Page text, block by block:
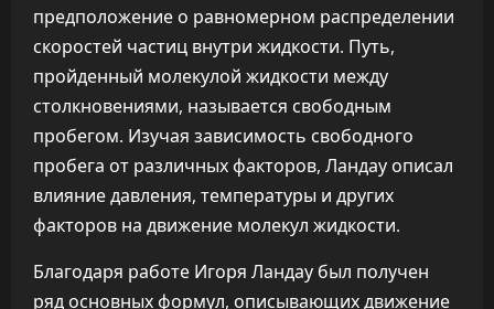
предположение о равномерном распределении
скоростей частиц внутри жидкости. Путь,
пройденный молекулой жидкости между
столкновениями, называется свободным
пробегом. Изучая зависимость свободного
пробега от различных факторов, Ландау описал
влияние давления, температуры и других
факторов на движение молекул жидкости.
Благодаря работе Игоря Ландау был получен
ряд основных формул, описывающих движение